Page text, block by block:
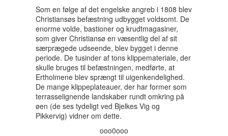
Som en følge af det engelske angreb i 1808 blev
Christiansøs befæstning udbygget voldsomt. De
enorme volde, bastioner og krudtmagasiner,
som giver Christiansø en væsentlig del af sit
særprægede udseende, blev bygget i denne
periode. De tusinder af tons klippemateriale, der
skulle bruges til befæstningen, medførte, at
Ertholmene blev sprængt til uigenkendelighed.
De mange klippeplateauer, der har former som
terrasselignende landskaber rundt omkring på
øen (de ses tydeligt ved Bjelkes Vig og
Pikkervig) vidner om dette.
ooo0ooo